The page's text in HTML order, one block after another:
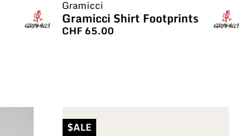
Gramicci
Gramicci Shirt Footprints
CHF65.00
$ALE